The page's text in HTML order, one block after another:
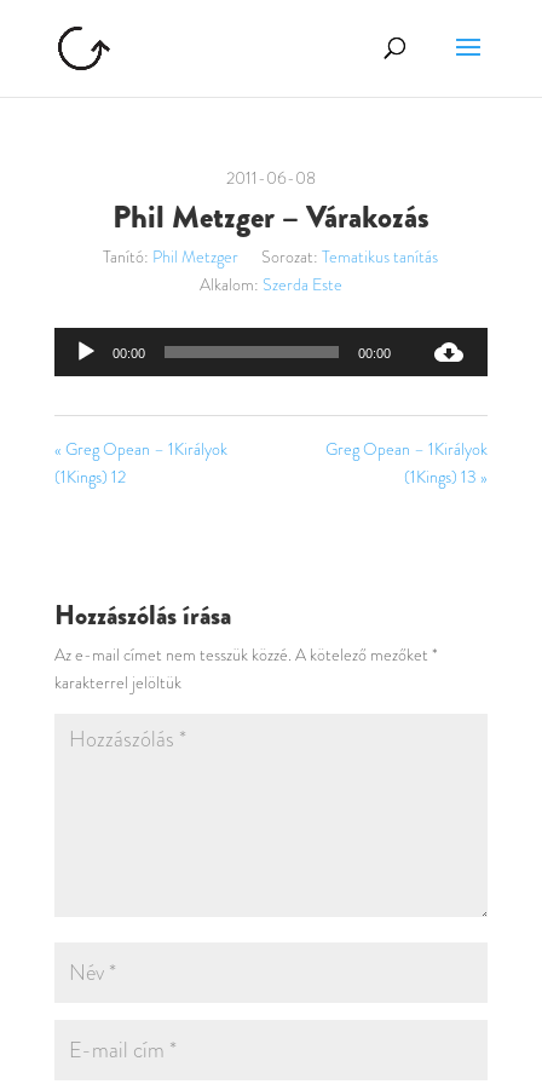
2011-06-08
Phil Metzger – Várakozás
Tanító: Phil Metzger Sorozat: Tematikus tanítás
Alkalom: Szerda Este
Audió
00:00 00:00
« Greg Opean – 1Királyok
(1Kings) 12
Greg Opean – 1Királyok
(1Kings) 13 »
Hozzászólás írása
Az e-mail címet nem tesszük közzé. A kötelező mezőket *
karakterrel jelöltük